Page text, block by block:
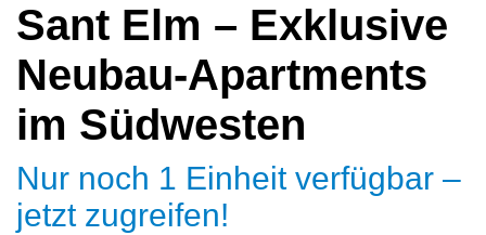
Sant Elm – Exklusive
Neubau-Apartments
im Südwesten
Nur noch 1 Einheit verfügbar –
jetzt zugreifen!